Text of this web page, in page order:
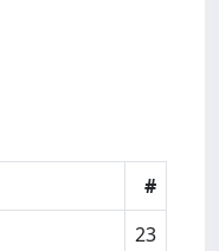
#
23